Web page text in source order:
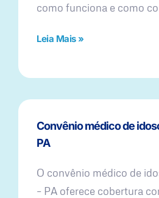
como funciona e como
Leia Mais »
Convênio médico de
PA
O convênio médico de
– PA oferece cobertura